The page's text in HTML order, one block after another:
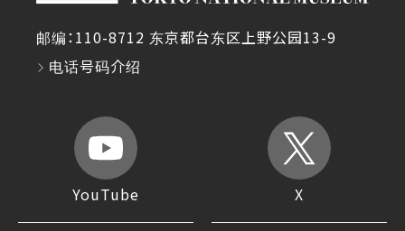
邮编：110-8712 东京都台东区上野公园13-9
电话号码介绍
YouTube X